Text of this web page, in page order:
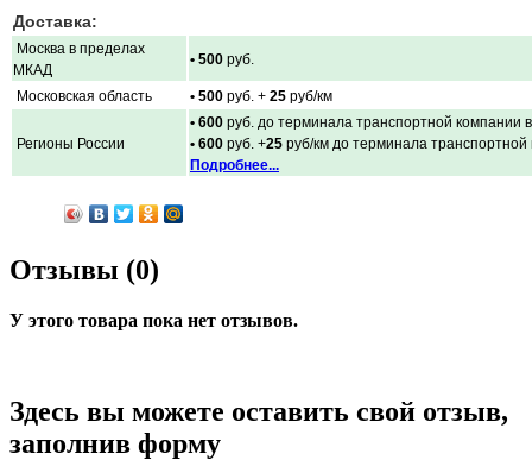
Доставка:
Москва в пределах
МКАД
• 500 руб.
Московская область • 500 руб. + 25 руб/км
Регионы России
• 600 руб. до терминала транспортной компании
• 600 руб. +25 руб/км до терминала
Подробнее...
Отзывы (0)
У этого товара пока нет отзывов.
Здесь вы можете оставить свой отзыв,
заполнив форму